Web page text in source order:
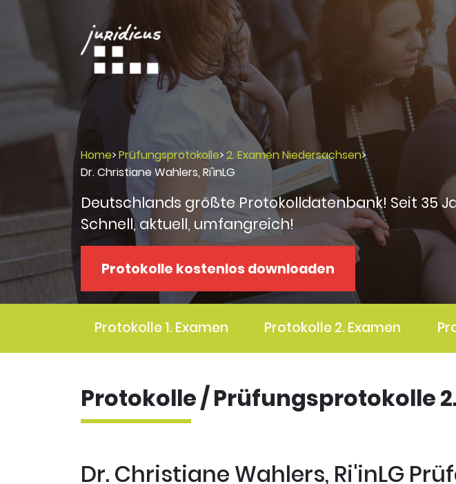
Home>Prüfungsprotokolle>2. Examen Niedersachsen>
Dr. Christiane Wahlers, Ri'inLG
Deutschlands größte Protokolldatenbank! Seit 35
Schnell, aktuell, umfangreich!
Protokolle kostenlos downloaden
Protokolle 1. Examen Protokolle 2. Examen
Protokolle / Prüfungsprotokolle
Dr. Christiane Wahlers, Ri'inLG